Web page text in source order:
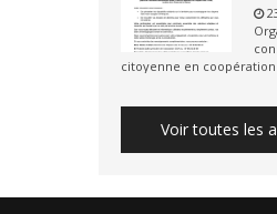
citoyenne en coopération
Voir toutes les